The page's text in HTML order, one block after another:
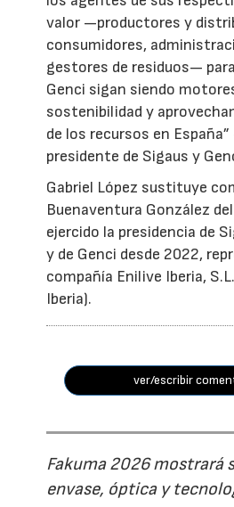
valor —productores y
consumidores,
gestores de residuos—
Genci sigan siendo
sostenibilidad y
de los recursos en
presidente de Sigaus y
Gabriel López sustituye
Buenaventura González
ejercido la presidencia de
y de Genci desde 2022,
compañía Enilive Iberia,
Iberia).
ver/escribir
Fakuma 2026 mostrará
envase, óptica y